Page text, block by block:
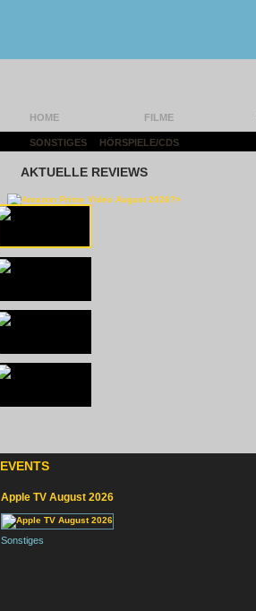
HOME FILME
SONSTIGES HÖRSPIELE/CDS
AKTUELLE REVIEWS
EVENTS
Apple TV August 2026
Sonstiges